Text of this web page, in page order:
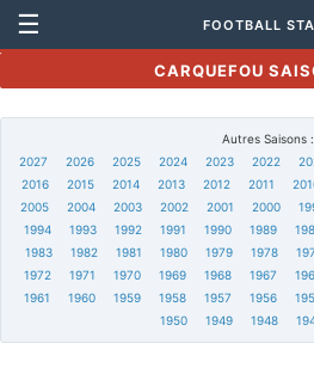
☰ FOOTBALL
CARQUEFOU
Autres Saisons :
2027
2026 2025 2024 2023 2022
2016
2015 2014 2013 2012 2011
2005
2004 2003 2002 2001 2000
1994
1993 1992 1991 1990 1989
1983
1982 1981 1980 1979 1978
1972
1971 1970 1969 1968 1967
1961
1960 1959 1958 1957 1956
1950
1949 1948